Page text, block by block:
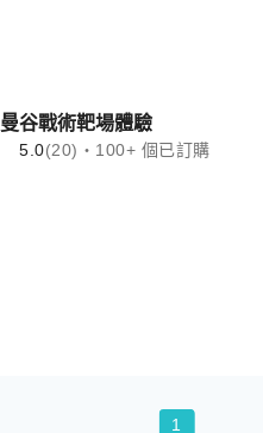
曼谷戰術靶場體驗
5.0(20)・100+ 個已訂購
1